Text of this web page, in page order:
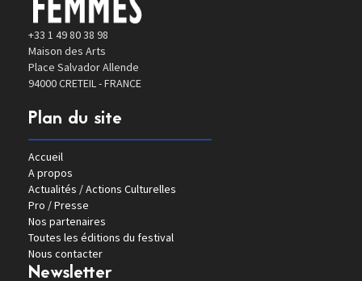
+33 1 49 80 38 98
Maison des Arts
Place Salvador Allende
94000 CRETEIL - FRANCE
Plan du site
Accueil
A propos
Actualités / Actions Culturelles
Pro / Presse
Nos partenaires
Toutes les éditions du festival
Nous contacter
Newsletter